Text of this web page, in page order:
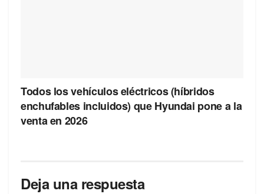
Todos los vehículos eléctricos (híbridos
enchufables incluidos) que Hyundai pone a la
venta en 2026
Deja una respuesta